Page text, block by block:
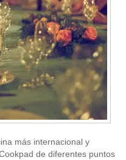
más internacional y
de diferentes puntos